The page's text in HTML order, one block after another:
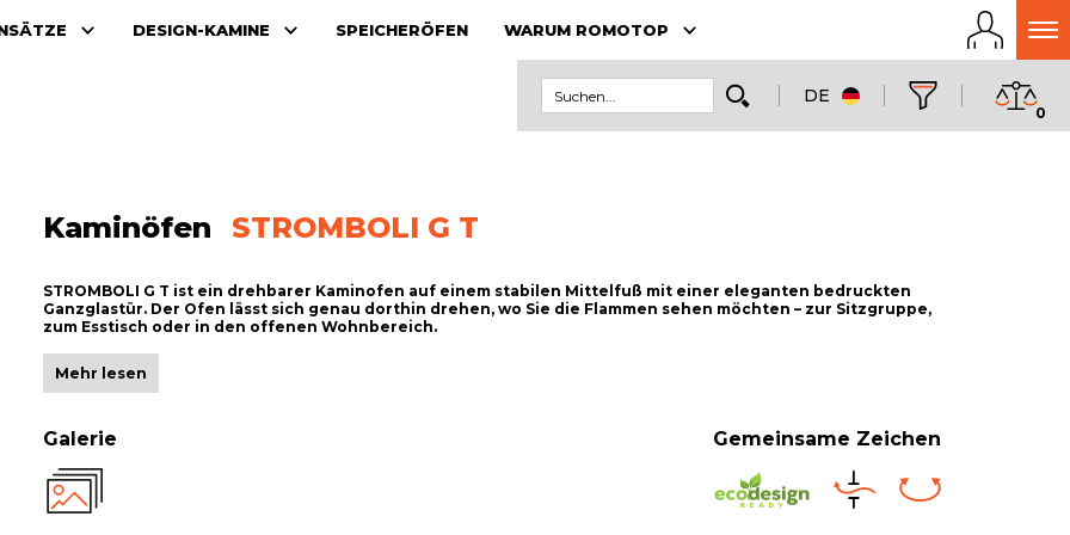
DESIGN-KAMINE SPEICHERÖFEN WARUM ROMOTOP
DE
0
Kaminöfen STROMBOLI G T
STROMBOLI G T ist ein drehbarer Kaminofen auf einem stabilen Mittelfuß mit einer eleganten bedruckten
Ganzglastür. Der Ofen lässt sich genau dorthin drehen, wo Sie die Flammen sehen möchten – zur Sitzgruppe,
zum Esstisch oder in den offenen Wohnbereich.
Mehr lesen
Galerie Gemeinsame Zeichen